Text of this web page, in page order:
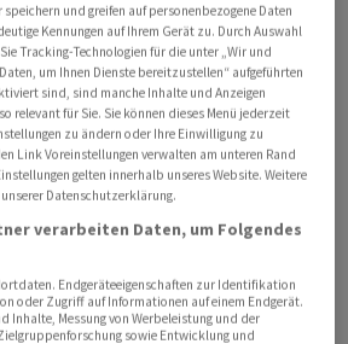
dass für die Pläne «keine
Grossteil davon ist ‌Technologie,
Starlink-V3-Satelliten entwickelt
Musk und SpaceX-Ingenieur ​Ian
für KI-Satelliten, die als
fungieren, mit Sonnenenergie
Wärmeabstrahlung in den
sollen. Dies könnte helfen,
irdischer KI-
speichern und greifen auf personenbezogene Daten
Kennungen auf Ihrem Gerät zu. Durch Auswahl
Tracking-Technologien für die unter „Wir und
um Ihnen Dienste bereitzustellen“ aufgeführten
sind, sind manche Inhalte und Anzeigen
relevant für Sie. Sie können dieses Menü jederzeit
zu ändern oder Ihre Einwilligung zu
Link Voreinstellungen verwalten am unteren Rand
gelten innerhalb unseres Website. Weitere
Datenschutzerklärung.
verarbeiten Daten, um Folgendes
Endgeräteeigenschaften zur Identifikation
oder Zugriff auf Informationen auf einem Endgerät.
Inhalte, Messung von Werbeleistung und der
sowie Entwicklung und